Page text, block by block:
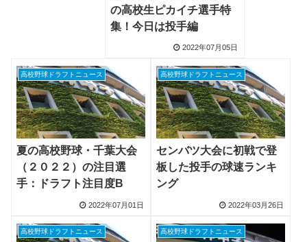
の高校生ピカイチ選手特
集！今日は投手編
2022年07月05日
高校野球ドラフトニュース
夏の高校野球・千葉大会
（２０２２）の注目選
手：ドラフト注目度B
2022年07月01日
高校野球ドラフトニュース
センバツ大会に初戦で登
板した投手の球速ランキ
ング
2022年03月26日
高校野球ドラフトニュース 高校野球ドラフトニュース